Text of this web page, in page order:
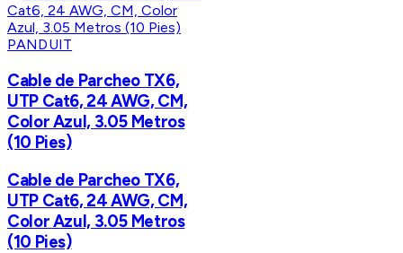
PANDUIT
Cable de Parcheo TX6,
UTP Cat6, 24 AWG, CM,
Color Azul, 3.05 Metros
(10 Pies)
Cable de Parcheo TX6,
UTP Cat6, 24 AWG, CM,
Color Azul, 3.05 Metros
(10 Pies)